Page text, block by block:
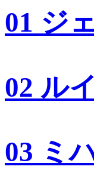
01 ジ
02 ル
03 ミ